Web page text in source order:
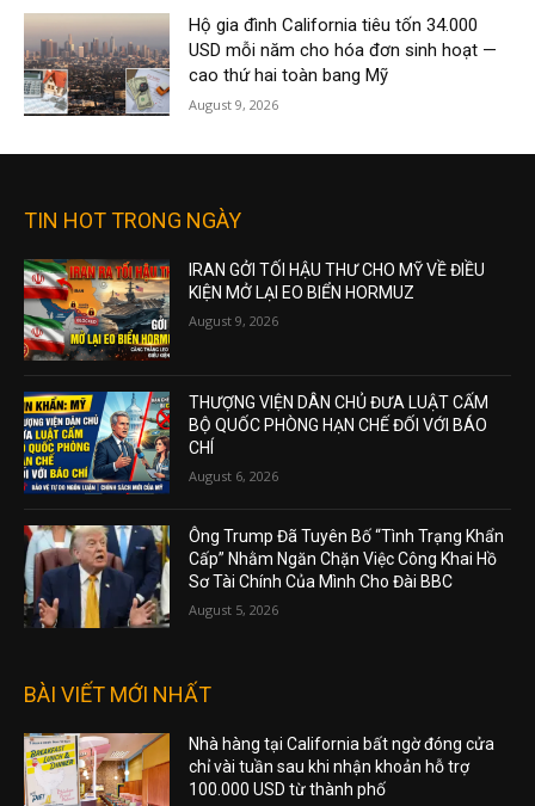
Hộ gia đình California tiêu tốn 34.000
USD mỗi năm cho hóa đơn sinh hoạt —
cao thứ hai toàn bang Mỹ
August 9, 2026
TIN HOT TRONG NGÀY
IRAN GỞI TỐI HẬU THƯ CHO MỸ VỀ ĐIỀU
KIỆN MỞ LẠI EO BIỂN HORMUZ
August 9, 2026
THƯỢNG VIỆN DÂN CHỦ ĐƯA LUẬT CẤM
BỘ QUỐC PHÒNG HẠN CHẾ ĐỐI VỚI BÁO
CHÍ
August 6, 2026
Ông Trump Đã Tuyên Bố “Tình Trạng Khẩn
Cấp” Nhằm Ngăn Chặn Việc Công Khai Hồ
Sơ Tài Chính Của Mình Cho Đài BBC
August 5, 2026
BÀI VIẾT MỚI NHẤT
Nhà hàng tại California bất ngờ đóng cửa
chỉ vài tuần sau khi nhận khoản hỗ trợ
100.000 USD từ thành phố